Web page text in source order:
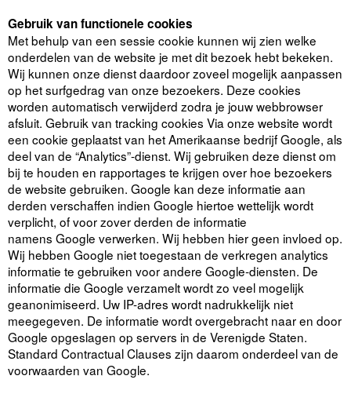
Gebruik van functionele cookies
Met behulp van een sessie cookie kunnen wij zien welke
onderdelen van de website je met dit bezoek hebt bekeken.
Wij kunnen onze dienst daardoor zoveel mogelijk aanpassen
op het surfgedrag van onze bezoekers. Deze cookies
worden automatisch verwijderd zodra je jouw webbrowser
afsluit. Gebruik van tracking cookies Via onze website wordt
een cookie geplaatst van het Amerikaanse bedrijf Google, als
deel van de “Analytics”-dienst. Wij gebruiken deze dienst om
bij te houden en rapportages te krijgen over hoe bezoekers
de website gebruiken. Google kan deze informatie aan
derden verschaffen indien Google hiertoe wettelijk wordt
verplicht, of voor zover derden de informatie
namens Google verwerken. Wij hebben hier geen invloed op.
Wij hebben Google niet toegestaan de verkregen analytics
informatie te gebruiken voor andere Google-diensten. De
informatie die Google verzamelt wordt zo veel mogelijk
geanonimiseerd. Uw IP-adres wordt nadrukkelijk niet
meegegeven. De informatie wordt overgebracht naar en door
Google opgeslagen op servers in de Verenigde Staten.
Standard Contractual Clauses zijn daarom onderdeel van de
voorwaarden van Google.